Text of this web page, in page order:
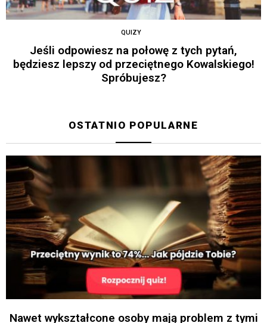
QUIZY
Jeśli odpowiesz na połowę z tych pytań,
będziesz lepszy od przeciętnego Kowalskiego!
Spróbujesz?
OSTATNIO POPULARNE
Nawet wykształcone osoby mają problem z tymi